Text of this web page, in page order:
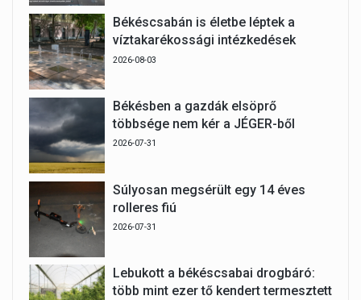
Békéscsabán is életbe léptek a
víztakarékossági intézkedések
2026-08-03
Békésben a gazdák elsöprő
többsége nem kér a JÉGER-ből
2026-07-31
Súlyosan megsérült egy 14 éves
rolleres fiú
2026-07-31
Lebukott a békéscsabai drogbáró:
több mint ezer tő kendert termesztett